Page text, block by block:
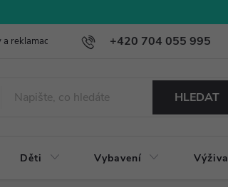
+420 704 055 995
reklamace
HLEDAT
Děti Vybavení Výživa